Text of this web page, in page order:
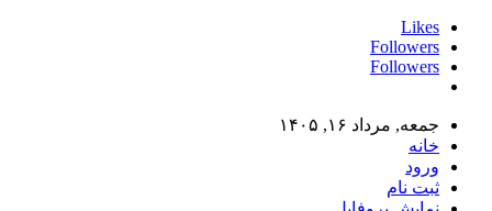
Likes
Followers
Followers
جمعه, مرداد ۱۶, ۱۴۰۵
خانه
ورود
ثبت نام